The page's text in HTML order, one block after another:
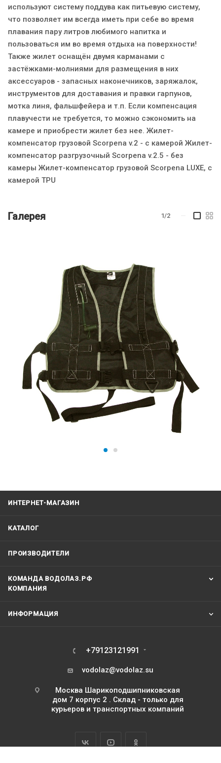
используют систему поддува как питьевую систему,
что позволяет им всегда иметь при себе во время
плавания пару литров любимого напитка и
пользоваться им во время отдыха на поверхности!
Также жилет оснащён двумя карманами с
застёжками-молниями для размещения в них
аксессуаров - запасных наконечников, заряжалок,
инструментов для доставания и правки гарпунов,
мотка линя, фальшфейера и т.п. Если компенсация
плавучести не требуется, то можно сэкономить на
камере и приобрести жилет без нее. Жилет-
компенсатор грузовой Scorpena v.2 - с камерой Жилет-
компенсатор разгрузочный Scorpena v.2.5 - без
камеры Жилет-компенсатор грузовой Scorpena LUXE, с
камерой TPU
Галерея 1/2
ИНТЕРНЕТ-МАГАЗИН
КАТАЛОГ
ПРОИЗВОДИТЕЛИ
КОМАНДА ВОДОЛАЗ.РФ
КОМПАНИЯ
ИНФОРМАЦИЯ
+79123121991
vodolaz@vodolaz.su
Москва Шарикоподшипниковская
дом 7 корпус 2 . Склад - только для
курьеров и транспортных компаний